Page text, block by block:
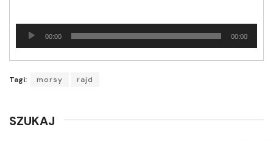
Odtwarzacz
plików
00:00 00:00
Tagi: morsy rajd
SZUKAJ